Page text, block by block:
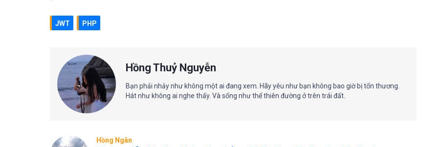
JWT PHP
Hồng Thuỷ Nguyễn
Bạn phải nhảy như không một ai đang xem. Hãy yêu như bạn không bao giờ bị tổn thương.
Hát như không ai nghe thấy. Và sống như thể thiên đường ở trên trái đất.
Hồng Ngân